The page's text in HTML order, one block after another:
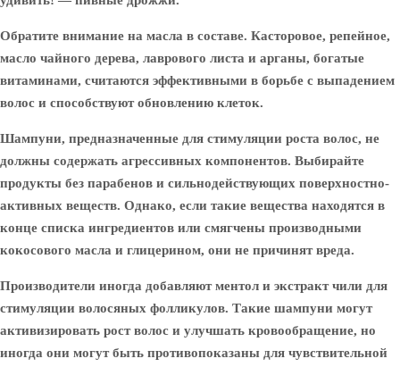
Обратите внимание на масла в составе. Касторовое, репейное,
масло чайного дерева, лаврового листа и арганы, богатые
витаминами, считаются эффективными в борьбе с выпадением
волос и способствуют обновлению клеток.
Шампуни, предназначенные для стимуляции роста волос, не
должны содержать агрессивных компонентов. Выбирайте
продукты без парабенов и сильнодействующих поверхностно-
активных веществ. Однако, если такие вещества находятся в
конце списка ингредиентов или смягчены производными
кокосового масла и глицерином, они не причинят вреда.
Производители иногда добавляют ментол и экстракт чили для
стимуляции волосяных фолликулов. Такие шампуни могут
активизировать рост волос и улучшать кровообращение, но
иногда они могут быть противопоказаны для чувствительной